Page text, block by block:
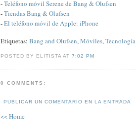
-Teléfono móvil Serene de Bang & Olufsen
-Tiendas Bang & Olufsen
-El teléfono móvil de Apple: iPhone
Etiquetas: Bang and Olufsen,Móviles,Tecnología
POSTED BY ELITISTA AT7:02 PM
0 COMMENTS:
PUBLICAR UN COMENTARIO EN LA ENTRADA
<< Home